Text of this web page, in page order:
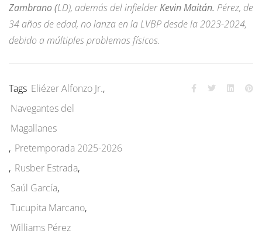
Zambrano (LD), además del infielderKevin Maitán. Pérez, de
34 años de edad, no lanza en la LVBP desde la 2023-2024,
debido a múltiples problemas físicos.
Tags Eliézer Alfonzo Jr.,
Navegantes del
Magallanes
, Pretemporada 2025-2026
, Rusber Estrada,
Saúl García,
Tucupita Marcano,
Williams Pérez